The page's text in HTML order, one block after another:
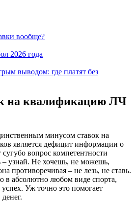
вообще?
2026 года
выводом: где платят без
на квалификацию ЛЧ
минусом ставок на
является дефицит информации о
вопрос компетентности
– узнай. Не хочешь, не можешь,
противоречивая – не лезь, не ставь.
в абсолютно любом виде спорта,
Уж точно это помогает